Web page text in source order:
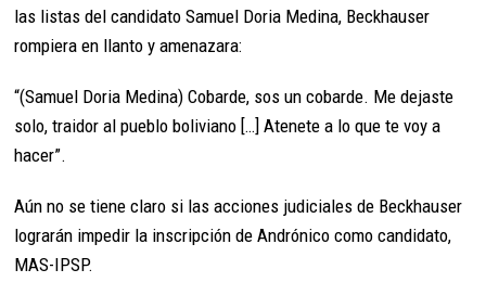
las listas del candidato Samuel Doria Medina, Beckhauser
rompiera en llanto y amenazara:
“(Samuel Doria Medina) Cobarde, sos un cobarde. Me dejaste
solo, traidor al pueblo boliviano […] Atenete a lo que te voy a
hacer”.
Aún no se tiene claro si las acciones judiciales de Beckhauser
lograrán impedir la inscripción de Andrónico como candidato,
MAS-IPSP.